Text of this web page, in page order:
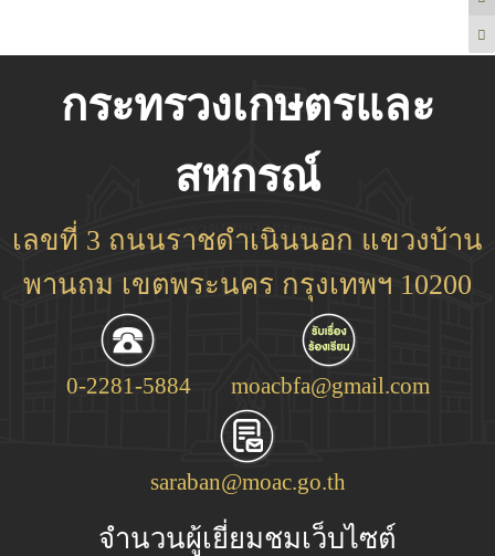
กระทรวงเกษตรและ
สหกรณ์
เลขที่ 3 ถนนราชดำเนินนอก แขวงบ้าน
พานถม เขตพระนคร กรุงเทพฯ 10200
0-2281-5884 moacbfa@gmail.com
saraban@moac.go.th
จำนวนผู้เยี่ยมชมเว็บไซต์